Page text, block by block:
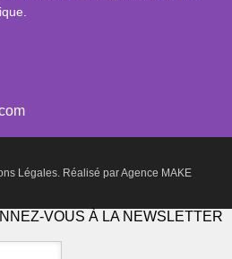
Légales. Réalisé parAgence MAKE
VOUS À LA NEWSLETTER